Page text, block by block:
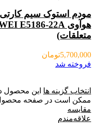
متعلقات)
5,700,000تومان
فروخته شد
انتخاب گزینه ها این محصول
ممکن است در صفحه محصول
مقایسه
علاقه‌مندم